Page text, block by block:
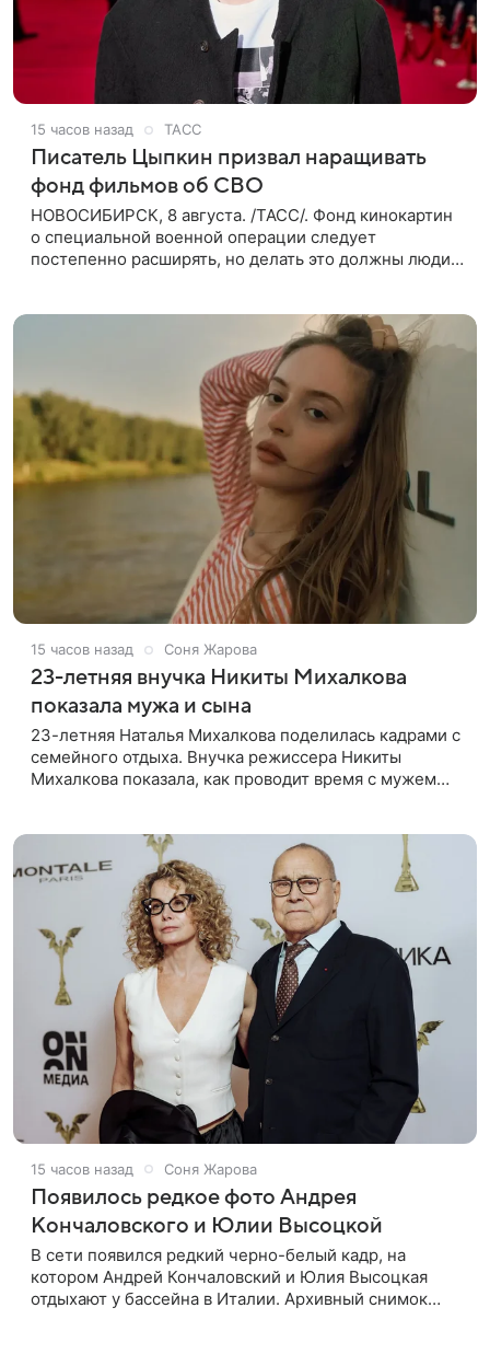
15 часов назад ТАСС
Писатель Цыпкин призвал наращивать
фонд фильмов об СВО
НОВОСИБИРСК, 8 августа. /ТАСС/. Фонд кинокартин
о специальной военной операции следует
постепенно расширять, но делать это должны люди,
15 часов назад Соня Жарова
23-летняя внучка Никиты Михалкова
показала мужа и сына
23-летняя Наталья Михалкова поделилась кадрами с
семейного отдыха. Внучка режиссера Никиты
Михалкова показала, как проводит время с мужем
15 часов назад Соня Жарова
Появилось редкое фото Андрея
Кончаловского и Юлии Высоцкой
В сети появился редкий черно-белый кадр, на
котором Андрей Кончаловский и Юлия Высоцкая
отдыхают у бассейна в Италии. Архивный снимок